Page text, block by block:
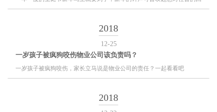
忆？圣诞是个温暖的节日，对于西方来说就像是我们中国的春节一样，是
2018
12-25
一岁孩子被疯狗咬伤物业公司该负责吗？
一岁孩子被疯狗咬伤，家长立马说是物业公司的责任？一起看看吧
2018